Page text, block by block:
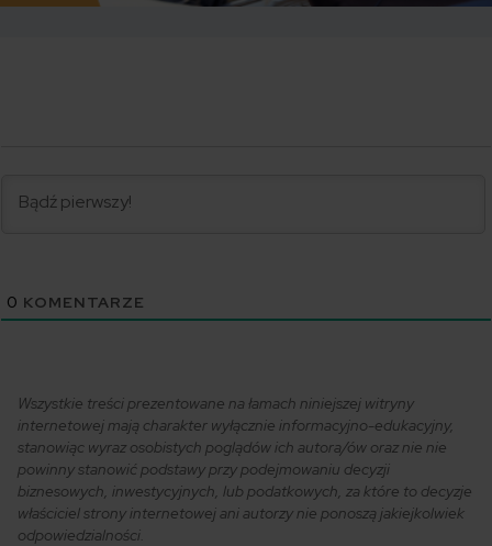
0 KOMENTARZE
Wszystkie treści prezentowane na łamach niniejszej witryny
internetowej mają charakter wyłącznie informacyjno-edukacyjny,
stanowiąc wyraz osobistych poglądów ich autora/ów oraz nie nie
powinny stanowić podstawy przy podejmowaniu decyzji
biznesowych, inwestycyjnych, lub podatkowych, za które to decyzje
właściciel strony internetowej ani autorzy nie ponoszą jakiejkolwiek
odpowiedzialności.